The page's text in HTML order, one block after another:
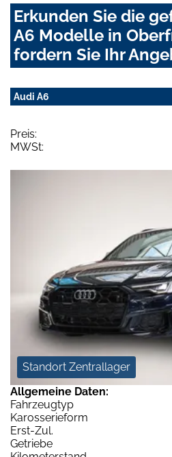
Erkunden Sie die
A6 Modelle in
fordern Sie Ihr
Audi A6
Preis:
MWSt:
Standort Zentrallager
Allgemeine Daten:
Fahrzeugtyp
Karosserieform
Erst-Zul.
Getriebe